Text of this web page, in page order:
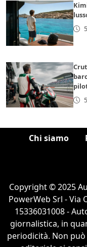
Chi siamo
Copyright © 2025
PowerWeb Srl - Via
15336031008 -
giornalistica, in
periodicità. Non